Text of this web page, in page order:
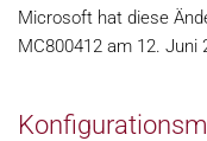
Microsoft hat diese
MC800412 am 12. Juni